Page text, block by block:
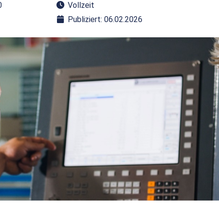
Vollzeit
Publiziert: 06.02.2026